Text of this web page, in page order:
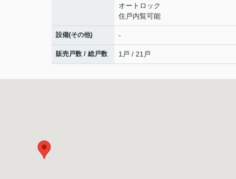
オートロック
住戸内覧可能
設備(その他) -
販売戸数 / 総戸数 1戸 / 21戸